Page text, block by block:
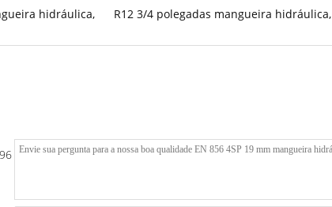
hidráulica, R12 3/4 polegadas mangueira hidráulica,